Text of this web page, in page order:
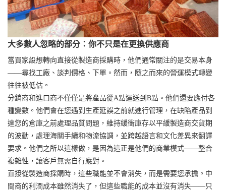
大多數人忽略的部分：你不只是在更換供應商
當買家設想轉向直接從製造商採購時，他們通常關注的是交易本身
——尋找工廠、談判價格、下單。然而，隨之而來的營運模式轉變
往往被低估。
分銷商和進口商不僅僅是將產品從A點運送到B點。他們還要應付各
種變數。他們會在您遇到生產延誤之前就進行管理，在缺陷產品到
達您的倉庫之前處理品質問題，維持緩衝庫存以平緩製造商交貨期
的波動，處理海關手續和物流協調，並跨越語言和文化差異來翻譯
要求。他們之所以這樣做，是因為這正是他們的商業模式——整合
複雜性，讓客戶無需自行應對。
直接從製造商採購時，這些職能並不會消失，而是需要您承擔。中
間商的利潤成本雖然消失了，但這些職能的成本並沒有消失——只